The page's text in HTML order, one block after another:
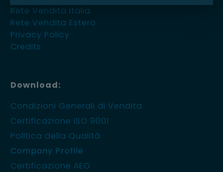
Rete Vendita Italia
Rete Vendita Estero
Privacy Policy
Credits
Download:
Condizioni Generali di Vendita
Certificazione ISO 9001
Politica della Qualità
Company Profile
Certificazione AEO